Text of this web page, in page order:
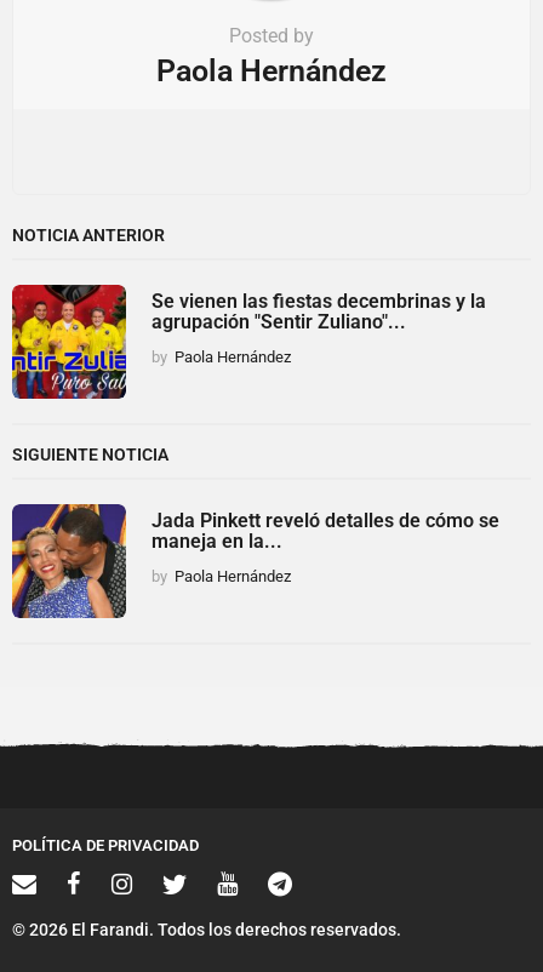
Posted by
Paola Hernández
NOTICIA ANTERIOR
Se vienen las fiestas decembrinas y la
agrupación "Sentir Zuliano"...
by Paola Hernández
SIGUIENTE NOTICIA
Jada Pinkett reveló detalles de cómo se
maneja en la...
by Paola Hernández
POLÍTICA DE PRIVACIDAD
© 2026 El Farandi. Todos los derechos reservados.